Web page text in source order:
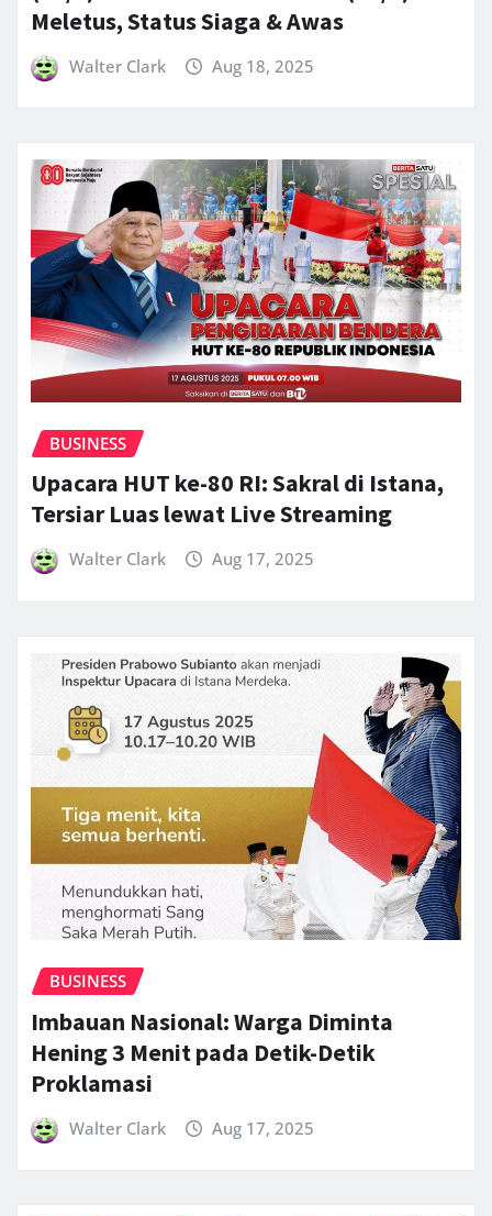
Meletus, Status Siaga & Awas
Walter Clark Aug 18, 2025
BUSINESS
Upacara HUT ke-80 RI: Sakral di Istana,
Tersiar Luas lewat Live Streaming
Walter Clark Aug 17, 2025
BUSINESS
Imbauan Nasional: Warga Diminta
Hening 3 Menit pada Detik-Detik
Proklamasi
Walter Clark Aug 17, 2025